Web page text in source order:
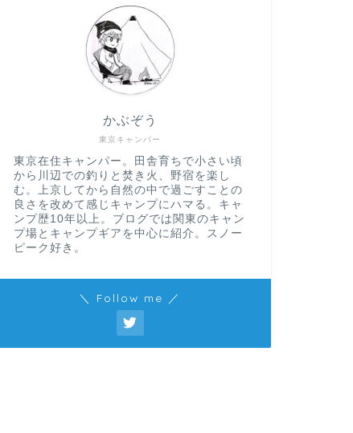
東京キャンパー
かぶぞう
東京在住キャンパー。田舎育ちで小さい頃
から川辺での釣りと焚き火、野宿を楽し
む。上京してから自然の中で過ごすことの
良さを改めて感じキャンプにハマる。キャ
ンプ歴10年以上。ブログでは関東のキャン
プ場とキャンプギアを中心に紹介。スノー
ピーク好き。
＼ Follow me ／